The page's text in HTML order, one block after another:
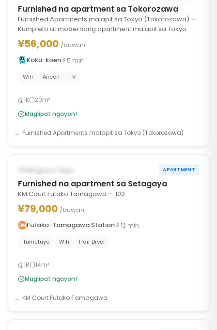
Furnished na apartment sa Tokorozawa
Furnished Apartments malapit sa Tokyo (Tokorozawa) —
Kumpleto at modernong apartment malapit sa Tokyo
¥56,000 /buwan
Koku-koen
5 min
Wifi Aircon TV
1K
20m²
Maglipat ngayon!
Furnished Apartments malapit sa Tokyo (Tokorozawa)
AVAILABLE NGAYON
Setagaya, Tokyo APARTMENT
Furnished na apartment sa Setagaya
KM Court Futako Tamagawa — 102
¥79,000 /buwan
Futako-Tamagawa Station
12 min
Tumutuyo Wifi Hair Dryer
1R
14m²
Maglipat ngayon!
KM Court Futako Tamagawa